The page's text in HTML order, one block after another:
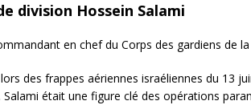
division Hossein Salami
en chef du Corps des gardiens de
des frappes aériennes israéliennes du 13
Salami était une figure clé des opérations